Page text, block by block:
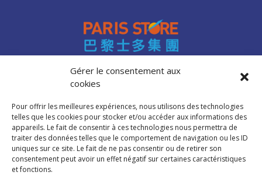
Gérer le consentement aux
cookies
Pour offrir les meilleures expériences, nous utilisons des technologies
telles que les cookies pour stocker et/ou accéder aux informations des
appareils. Le fait de consentir à ces technologies nous permettra de
traiter des données telles que le comportement de navigation ou les ID
uniques sur ce site. Le fait de ne pas consentir ou de retirer son
consentement peut avoir un effet négatif sur certaines caractéristiques
et fonctions.
Accès professionnels
FAQ
Mentions légales
Politique de cookies (UE)